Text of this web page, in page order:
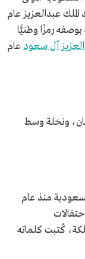
عهد الملك عبدالعزيز عام
بوصفه رمزًا وطنيًّا
آل سعود عام
ونخلة وسط
منذ عام
كُتبت كلماته